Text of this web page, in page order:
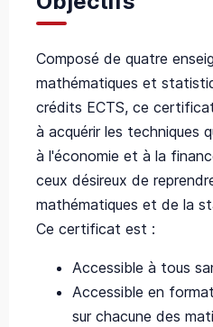
Composé de quatre
mathématiques et
crédits ECTS, ce
à acquérir les techniques
à l'économie et à la
ceux désireux de
mathématiques et de la
Ce certificat est :
Accessible à tous
Accessible en
sur chacune des